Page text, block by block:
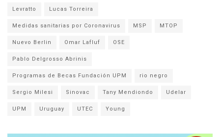
Levratto Lucas Torreira
Medidas sanitarias por Coronavirus MSP MTOP
Nuevo Berlin Omar Lafluf OSE
Pablo Delgrosso Abrinis
Programas de Becas Fundación UPM rio negro
Sergio Milesi Sinovac Tany Mendiondo Udelar
UPM Uruguay UTEC Young